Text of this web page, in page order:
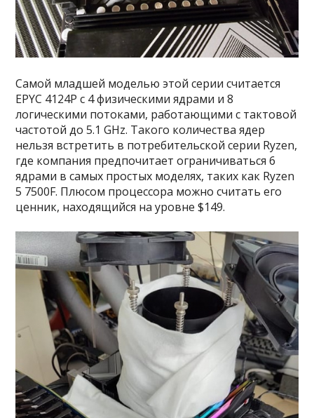
Самой младшей моделью этой серии считается
EPYC 4124P с 4 физическими ядрами и 8
логическими потоками, работающими с тактовой
частотой до 5.1 GHz. Такого количества ядер
нельзя встретить в потребительской серии Ryzen,
где компания предпочитает ограничиваться 6
ядрами в самых простых моделях, таких как Ryzen
5 7500F. Плюсом процессора можно считать его
ценник, находящийся на уровне $149.